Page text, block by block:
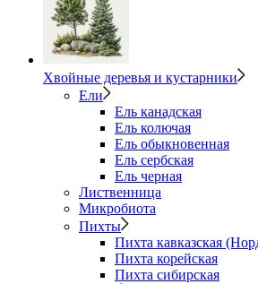
Хвойные деревья и кустарники
Ели
Ель канадская
Ель колючая
Ель обыкновенная
Ель сербская
Ель черная
Лиственница
Микробиота
Пихты
Пихта кавказская
Пихта корейская
Пихта сибирская